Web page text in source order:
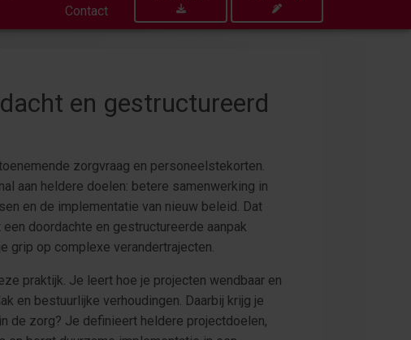
Contact
en gestructureerd
zorgvraag en personeelstekorten.
aan heldere doelen: betere samenwerking in
en de implementatie van nieuw beleid. Dat
doordachte en gestructureerde aanpak
grip op complexe verandertrajecten.
praktijk. Je leert hoe je projecten wendbaar en
en bestuurlijke verhoudingen. Daarbij krijg je
de zorg? Je definieert heldere projectdoelen,